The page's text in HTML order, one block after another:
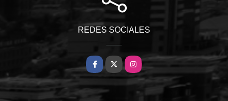
REDES SOCIALES
Facebook
X Instagram